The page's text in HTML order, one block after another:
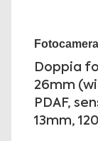
Doppia
26mm
PDAF,
13mm,